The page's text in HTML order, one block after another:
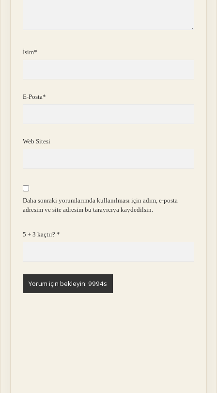
İsim*
E-Posta*
Web Sitesi
Daha sonraki yorumlarımda kullanılması için adım, e-posta
adresim ve site adresim bu tarayıcıya kaydedilsin.
5 + 3 kaçtır?*